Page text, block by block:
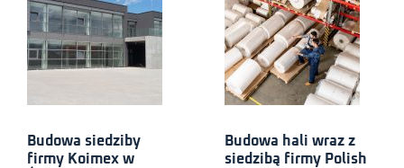
Budowa siedziby
firmy Koimex w
Budowa hali wraz z
siedzibą firmy Polish